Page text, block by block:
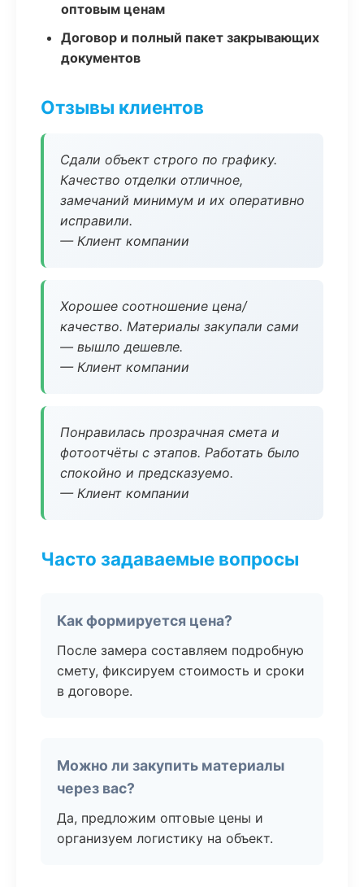
оптовым ценам
Договор и полный пакет закрывающих
документов
Отзывы клиентов
Сдали объект строго по графику.
Качество отделки отличное,
замечаний минимум и их оперативно
исправили.
— Клиент компании
Хорошее соотношение цена/
качество. Материалы закупали сами
— вышло дешевле.
— Клиент компании
Понравилась прозрачная смета и
фотоотчёты с этапов. Работать было
спокойно и предсказуемо.
— Клиент компании
Часто задаваемые вопросы
Как формируется цена?
После замера составляем подробную
смету, фиксируем стоимость и сроки
в договоре.
Можно ли закупить материалы
через вас?
Да, предложим оптовые цены и
организуем логистику на объект.